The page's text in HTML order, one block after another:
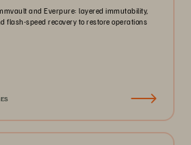
and Everpure: layered immutability,
flash-speed recovery to restore operations